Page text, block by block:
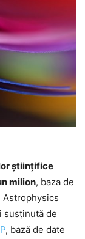
ştiinţifice
milion, baza de
Astrophysics
susţinută de
, bază de date